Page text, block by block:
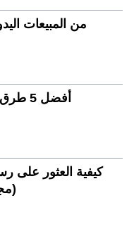
من المبيعات
أفضل
كيفية العثور على
مجال (واكتشاف استفسارات مزيفة)